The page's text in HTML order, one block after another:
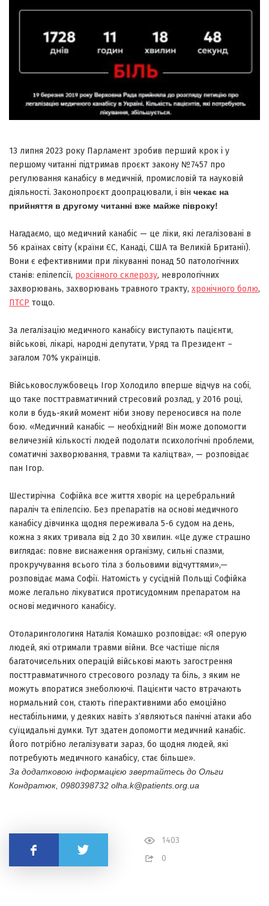
13 липня 2023 року Парламент зробив перший крок і у
першому читанні підтримав проєкт закону №7457 про
регулювання канабісу в медичній, промисловій та науковій
діяльності. Законопроєкт доопрацювали, і він чекає на
прийняття в другому читанні вже майже півроку!
Нагадаємо, що медичний канабіс — це ліки, які легалізовані в
56 країнах світу (країни ЄС, Канаді, США та Великій Британії).
Вони є ефективними при лікуванні понад 50 патологічних
станів: епілепсії, розсіяного склерозу, неврологічних
захворювань, захворювань травного тракту, хронічного болю,
ПТСР тощо.
За легалізацію медичного канабісу виступають пацієнти,
військові, лікарі, народні депутати, Уряд та Президент –
загалом 70% українців.
Військовослужбовець Ігор Холодило вперше відчув на собі,
що таке посттравматичний стресовий розлад, у 2016 році,
коли в будь-який момент ніби знову переносився на поле
бою. «Медичний канабіс — необхідний! Він може допомогти
величезній кількості людей подолати психологічні проблеми,
соматичні захворювання, травми та каліцтва», — розповідає
пан Ігор.
Шестирічна Софійка все життя хворіє на церебральний
параліч та епілепсію. Без препаратів на основі медичного
канабісу дівчинка щодня переживала 5-6 судом на день,
кожна з яких тривала від 2 до 30 хвилин. «Це дуже страшно
виглядає: повне виснаження організму, сильні спазми,
прокручування всього тіла з больовими відчуттями»,—
розповідає мама Софії. Натомість у сусідній Польщі Софійка
може легально лікуватися протисудомним препаратом на
основі медичного канабісу.
Отоларингологиня Наталія Комашко розповідає: «Я оперую
людей, які отримали травми війни. Все частіше після
багаточисельних операцій військові мають загострення
посттравматичного стресового розладу та біль, з яким не
можуть впоратися знеболюючі. Пацієнти часто втрачають
нормальний сон, стають гіперактивними або емоційно
нестабільними, у деяких навіть з’являються панічні атаки або
суїцидальні думки. Тут здатен допомогти медичний канабіс.
Його потрібно легалізувати зараз, бо щодня людей, які
потребують медичного канабісу, стає більше».
За додатковою інформацією звертайтесь до Ольги
Кондратюк, 0980398732 olha.k@patients.org.ua
1403
0
Поділитись